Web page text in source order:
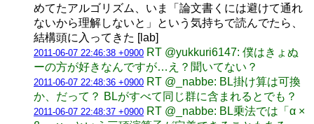
めてたアルゴリズム、いま「論文書くには避けて通れ
ないから理解しないと」という気持ちで読んでたら、
結構頭に入ってきた [lab]
2011-06-07 22:46:38 +0900 RT @yukkuri6147: 僕はきょぬ
ーの方が好きなんですが…え？聞いてない？
2011-06-07 22:48:36 +0900 RT @_nabbe: BL掛け算は可換
か、だって？ BLがすべて同じ群に含まれるとでも？
2011-06-07 22:48:37 +0900 RT @_nabbe: BL乗法では「α ×